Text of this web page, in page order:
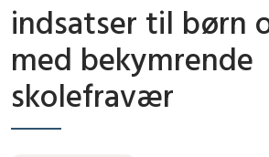
indsatser til børn
med bekymrende
skolefravær